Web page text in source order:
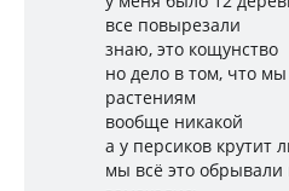
все повырезали
знаю, это кощунство
но дело в том, что
растениям
вообще никакой
а у персиков крутит
мы всё это